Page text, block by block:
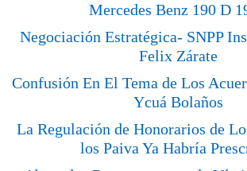
Mercedes Benz 190 D
Negociación Estratégica- SNPP
Felix Zárate
Confusión En El Tema de Los
Ycuá Bolaños
La Regulación de Honorarios de
los Paiva Ya Habría